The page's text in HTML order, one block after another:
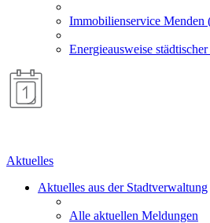
Immobilienservice Menden
Energieausweise
Aktuelles
Aktuelles aus der Stadtverwaltung
Alle aktuellen Meldungen